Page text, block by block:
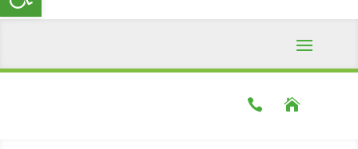

